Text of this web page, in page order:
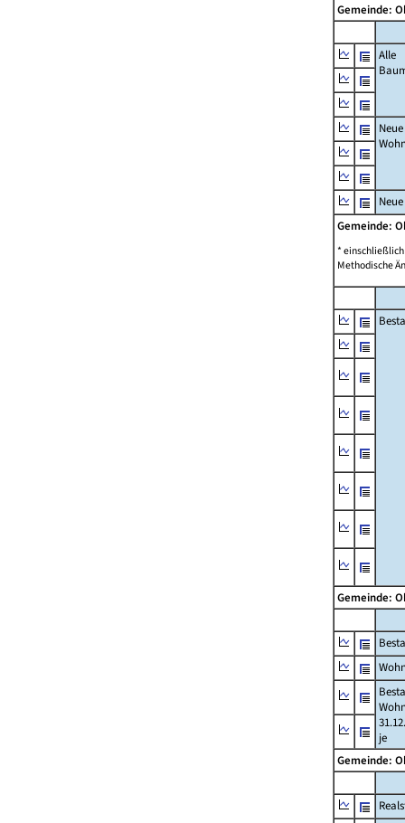
Gemeinde:
Alle
Neue
Gemeinde:
*
Methodische
Gemeinde:
je
Gemeinde: